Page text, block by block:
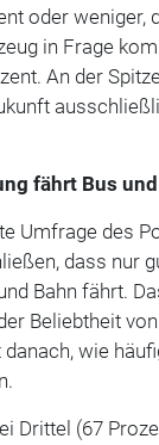
oder weniger,
in Frage
An der
fährt Bus
Umfrage des
dass nur
Bahn fährt.
Beliebtheit
wie
Drittel (67